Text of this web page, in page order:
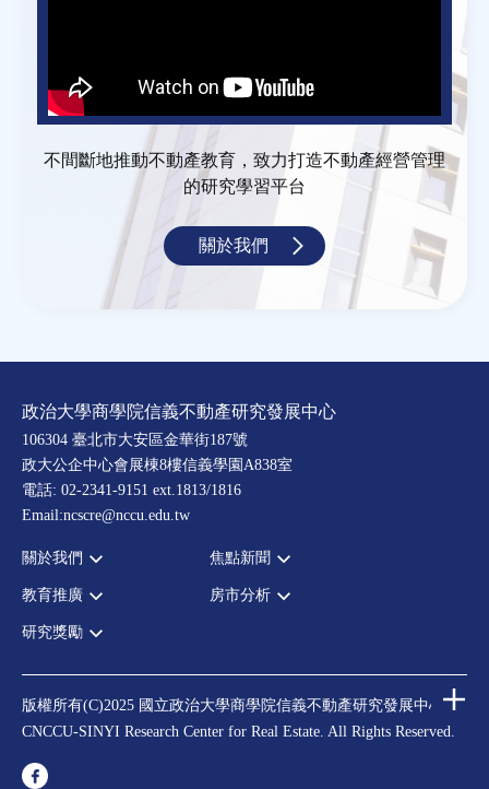
不間斷地推動不動產教育，致力打造不動產經營管理
的研究學習平台
關於我們
政治大學商學院信義不動產研究發展中心
106304 臺北市大安區金華街187號
政大公企中心會展棟8樓信義學園A838室
電話: 02-2341-9151 ext.1813/1816
Email:ncscre@nccu.edu.tw
關於我們
宗旨願景
設置辦法
指導委員
中心成員
聯絡我們
焦點新聞
全部新聞
法律新訊
教育推廣
全部活動
理財規劃講座
不動產學程支援
房市分析
研究獎勵
住宅學會論文獎支援
都市計劃學會論文獎支援
版權所有(C)2025 國立政治大學商學院信義不動產研究發展中心
CNCCU-SINYI Research Center for Real Estate. All Rights Reserved.